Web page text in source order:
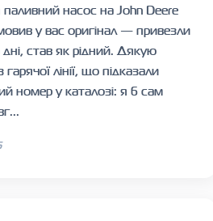
насос на John Deere
у вас оригінал — привезли
став як рідний. Дякую
лінії, що підказали
номер у каталозі: я б сам